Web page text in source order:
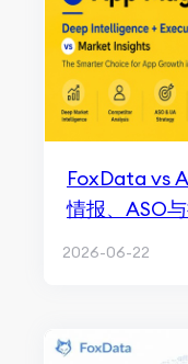
FoxData vs
情报、ASO
2026-06-22